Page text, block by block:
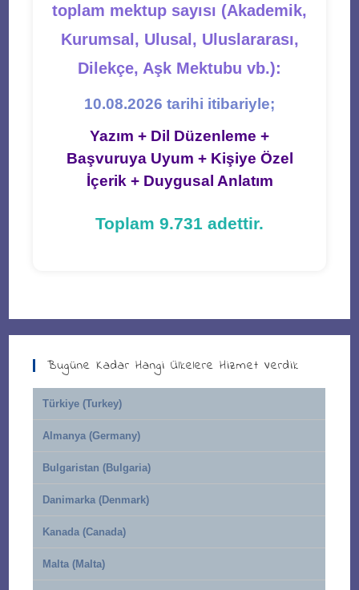
toplam mektup sayısı (Akademik,
Kurumsal, Ulusal, Uluslararası,
Dilekçe, Aşk Mektubu vb.):
10.08.2026 tarihi itibariyle;
Yazım + Dil Düzenleme +
Başvuruya Uyum + Kişiye Özel
İçerik + Duygusal Anlatım
Toplam 9.731 adettir.
Bugüne Kadar Hangi Ülkelere Hizmet Verdik
Türkiye (Turkey)
Almanya (Germany)
Bulgaristan (Bulgaria)
Danimarka (Denmark)
Kanada (Canada)
Malta (Malta)